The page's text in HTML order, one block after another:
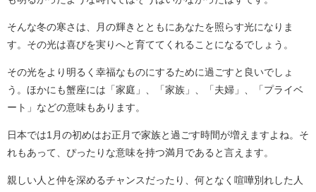
そんな冬の寒さは、月の輝きとともにあなたを照らす光になりま
す。その光は喜びを実りへと育ててくれることになるでしょう。
その光をより明るく幸福なものにするために過ごすと良いでしょ
う。ほかにも蟹座には「家庭」、「家族」、「夫婦」、「プライベ
ート」などの意味もあります。
日本では1月の初めはお正月で家族と過ごす時間が増えますよね。そ
れもあって、ぴったりな意味を持つ満月であると言えます。
親しい人と仲を深めるチャンスだったり、何となく喧嘩別れした人